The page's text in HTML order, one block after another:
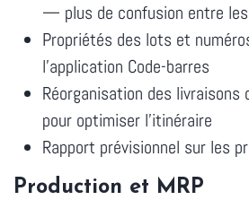
— plus de confusion entre
Propriétés des lots et
l'application Code-barres
Réorganisation des livraisons
pour optimiser l'itinéraire
Rapport prévisionnel sur les
Production et MRP